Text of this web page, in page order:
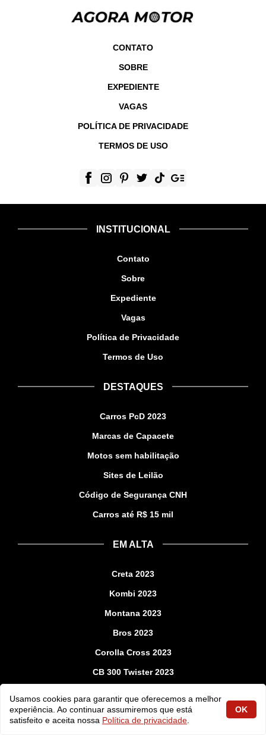
CONTATO
SOBRE
EXPEDIENTE
VAGAS
POLÍTICA DE PRIVACIDADE
TERMOS DE USO
INSTITUCIONAL
Contato
Sobre
Expediente
Vagas
Política de Privacidade
Termos de Uso
DESTAQUES
Carros PcD 2023
Marcas de Capacete
Motos sem habilitação
Sites de Leilão
Código de Segurança CNH
Carros até R$ 15 mil
EM ALTA
Creta 2023
Kombi 2023
Montana 2023
Bros 2023
Corolla Cross 2023
CB 300 Twister 2023
© 2026 Agora Motor - O seu Guia Automotivo Online | TMX Marketing
Online LTDA | 29.788.663/0001-02 | Endereço: Rua Prefeito Virgilio
Usamos cookies para garantir que oferecemos a melhor
experiência. Ao continuar assumiremos que está
satisfeito e aceita nossa Política de privacidade
OK